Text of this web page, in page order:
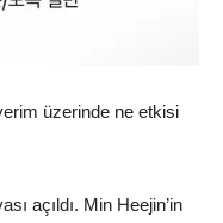
üzerinde ne etkisi
açıldı. Min Heejin’in